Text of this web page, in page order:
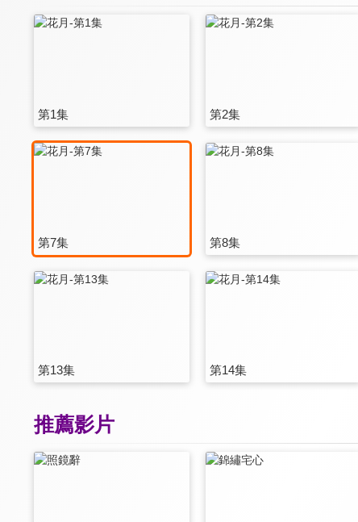
第1集 第2集
第7集 第8集
第13集 第14集
推薦影片